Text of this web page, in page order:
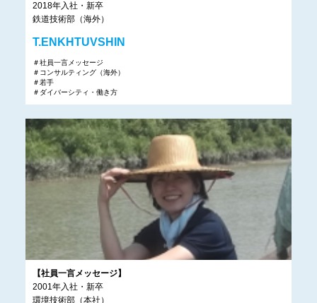
2018年入社・新卒
鉄道技術部（海外）
T.ENKHTUVSHIN
＃社員一言メッセージ
＃コンサルティング（海外）
＃若手
＃ダイバーシティ・働き方
【社員一言メッセージ】
2001年入社・新卒
環境技術部（本社）